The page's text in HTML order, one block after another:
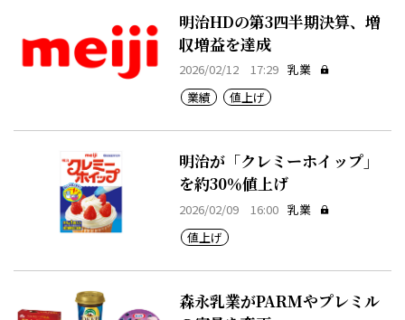
明治HDの第3四半期決算、増
収増益を達成
2026/02/12 17:29 乳業
業績
値上げ
明治が「クレミーホイップ」
を約30％値上げ
2026/02/09 16:00 乳業
値上げ
森永乳業がPARMやプレミル